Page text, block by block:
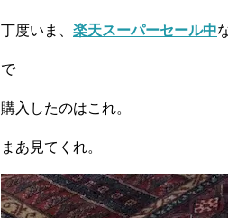
丁度いま、 楽天スーパーセール中
で
購入したのはこれ。
まあ見てくれ。